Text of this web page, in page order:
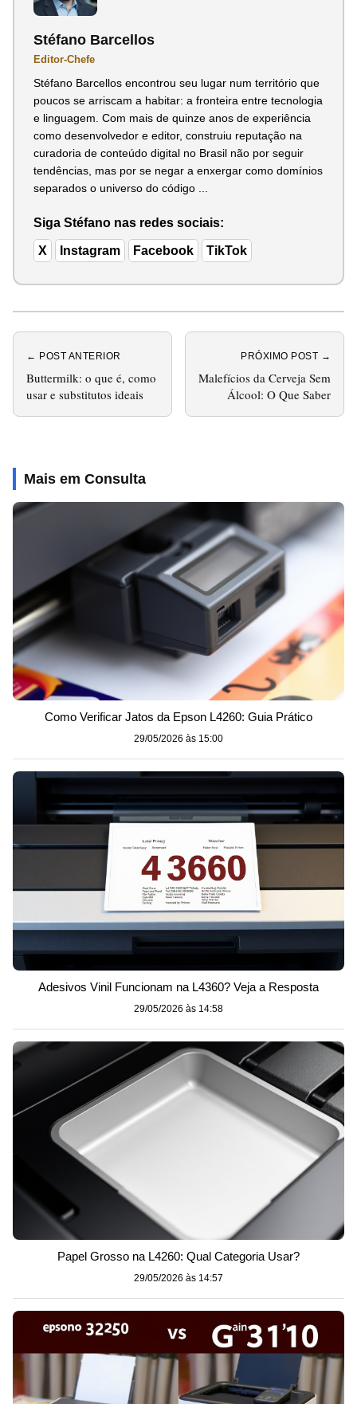
Stéfano Barcellos
Editor-Chefe
Stéfano Barcellos encontrou seu lugar num território que
poucos se arriscam a habitar: a fronteira entre tecnologia
e linguagem. Com mais de quinze anos de experiência
como desenvolvedor e editor, construiu reputação na
curadoria de conteúdo digital no Brasil não por seguir
tendências, mas por se negar a enxergar como domínios
separados o universo do código ...
Siga Stéfano nas redes sociais:
X Instagram Facebook TikTok
← POST ANTERIOR
Buttermilk: o que é, como
usar e substitutos ideais
PRÓXIMO POST →
Malefícios da Cerveja Sem
Álcool: O Que Saber
Mais em Consulta
Como Verificar Jatos da Epson L4260: Guia Prático
29/05/2026 às 15:00
Adesivos Vinil Funcionam na L4360? Veja a Resposta
29/05/2026 às 14:58
Papel Grosso na L4260: Qual Categoria Usar?
29/05/2026 às 14:57